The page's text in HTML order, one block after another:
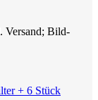
Versand; Bild-